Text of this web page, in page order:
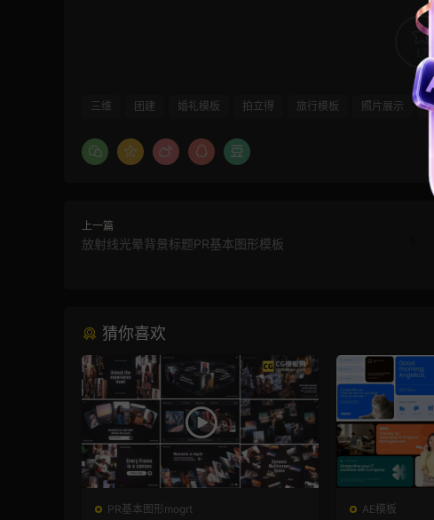
三维 团建 婚礼模板 拍立得 旅行模板 照片展示
上一篇
放射线光晕背景标题PR基本图形模板
猜你喜欢
PR基本图形mogrt
AE模板